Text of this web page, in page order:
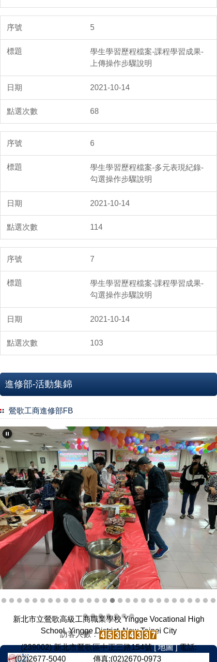
5
學生學習歷程檔案-課程學習成果-
上傳操作步驟說明
2021-10-14
68
6
學生學習歷程檔案-多元表現紀錄-
勾選操作步驟說明
2021-10-14
114
7
學生學習歷程檔案-課程學習成果-
勾選操作步驟說明
2021-10-14
103
進修部-活動集錦
鶯歌工商進修部FB
訪客人數：
新北市立鶯歌高級工商職業學校 Yingge Vocational High
School, Yingge District, New Taipei City
(239002) 新北市鶯歌區中正三路154號[ 地圖 ]電話:
(02)2677-5040
傳真:(02)2670-0973